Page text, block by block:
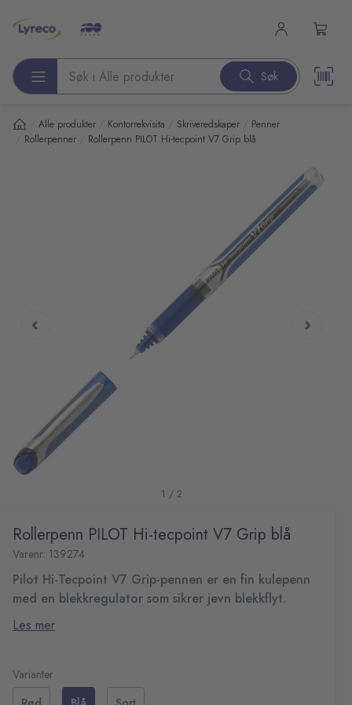
Søk etter produkter Søk
Alle produkter Kontorrekvisita Skriveredskaper Penner
Rollerpenner Rollerpenn PILOT Hi-tecpoint V7 Grip blå
1 / 2
Rollerpenn PILOT Hi-tecpoint V7 Grip blå
Varenr: 139274
Pilot Hi-Tecpoint V7 Grip-pennen er en fin kulepenn
med en blekkregulator som sikrer jevn blekkflyt.
Denne kulepennen med flytende blekk er designet med
en unik V-System-mekanisme for å regulere
blekkflyt, samt et lite vindu som viser hvor mye blekk du
har igjen. I tillegg leveres kulepennen med et gummigrep
Spiss av rustfritt stål
Fin spiss: 0,7 mm
Les mer
Varianter